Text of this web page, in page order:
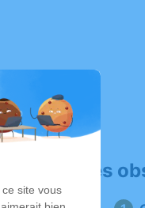
Déroulé des